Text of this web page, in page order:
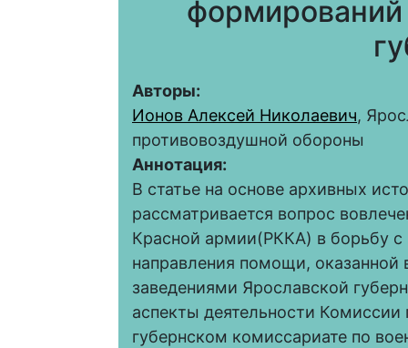
Авторы:
Ионов Алексей Николаевич,
противовоздушной обороны
Аннотация:
В статье на основе архивных
рассматривается вопрос
Красной армии(РККА) в борьбу с
направления помощи,
заведениями Ярославской
аспекты деятельности
губернском комиссариате по